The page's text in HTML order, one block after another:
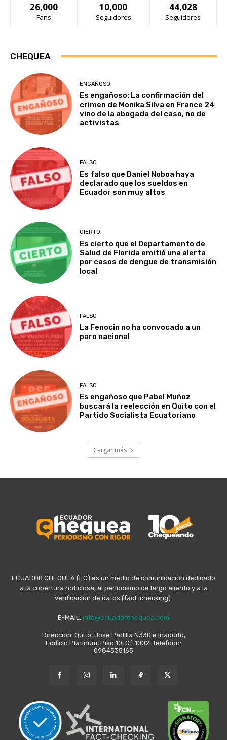
26,000
Fans
10,000
Seguidores
44,028
Seguidores
CHEQUEA
ENGAÑOSO
Es engañoso: La confirmación del
crimen de Monika Silva en France 24
vino de la abogada del caso, no de
activistas
FALSO
Es falso que Daniel Noboa haya
declarado que los sueldos en
Ecuador son muy altos
CIERTO
Es cierto que el Departamento de
Salud de Florida emitió una alerta
por casos de dengue de transmisión
local
FALSO
La Fenocin no ha convocado a un
paro nacional
FALSO
Es engañoso que Pabel Muñoz
buscará la reelección en Quito con el
Partido Socialista Ecuatoriano
Cargar más
ECUADOR CHEQUEA (EC) es un medio de comunicación dedicado
a la cobertura noticiosa, al periodismo de largo aliento y a la
verificación de datos (fact-checking).
E-MAIL: info@ecuadorchequea.com
Dirección: Quito: José Padilla N330 e Iñaquito,
Edificio Platinum, Piso 10, Of. 1002. Teléfono:
0984535165